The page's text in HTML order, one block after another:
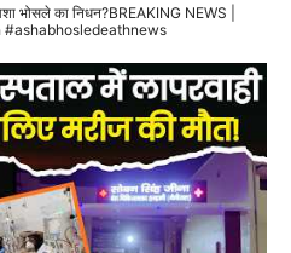
का निधन?BREAKING NEWS |